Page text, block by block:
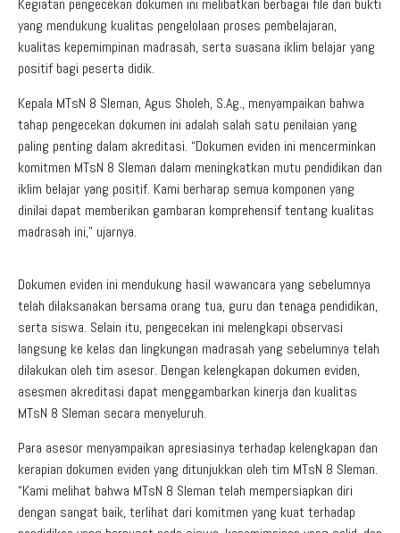
Kegiatan pengecekan dokumen ini melibatkan berbagai file dan bukti
yang mendukung kualitas pengelolaan proses pembelajaran,
kualitas kepemimpinan madrasah, serta suasana iklim belajar yang
positif bagi peserta didik.
Kepala MTsN 8 Sleman, Agus Sholeh, S.Ag., menyampaikan bahwa
tahap pengecekan dokumen ini adalah salah satu penilaian yang
paling penting dalam akreditasi. “Dokumen eviden ini mencerminkan
komitmen MTsN 8 Sleman dalam meningkatkan mutu pendidikan dan
iklim belajar yang positif. Kami berharap semua komponen yang
dinilai dapat memberikan gambaran komprehensif tentang kualitas
madrasah ini,” ujarnya.
Dokumen eviden ini mendukung hasil wawancara yang sebelumnya
telah dilaksanakan bersama orang tua, guru dan tenaga pendidikan,
serta siswa. Selain itu, pengecekan ini melengkapi observasi
langsung ke kelas dan lingkungan madrasah yang sebelumnya telah
dilakukan oleh tim asesor. Dengan kelengkapan dokumen eviden,
asesmen akreditasi dapat menggambarkan kinerja dan kualitas
MTsN 8 Sleman secara menyeluruh.
Para asesor menyampaikan apresiasinya terhadap kelengkapan dan
kerapian dokumen eviden yang ditunjukkan oleh tim MTsN 8 Sleman.
“Kami melihat bahwa MTsN 8 Sleman telah mempersiapkan diri
dengan sangat baik, terlihat dari komitmen yang kuat terhadap